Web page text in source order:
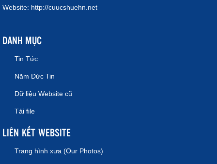
Website: http://cuucshuehn.net
DANH MỤC
Tin Tức
Năm Đức Tin
Dữ liệu Website cũ
Tải file
LIÊN KẾT WEBSITE
Trang hình xưa (Our Photos)